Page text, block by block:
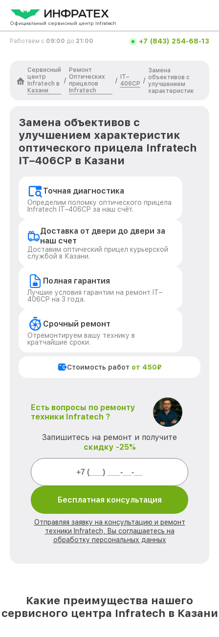
Официальный сервисный центр Infratech
Работаем с 09:00 до 21:00 +7 (843) 254-68-13
Сервисный
центр
Infratech в
Казани
/
Ремонт
Оптических
прицелов
Infratech
/
IT–
406СP /
Замена
объективов с
улучшением
характеристик
Замена объективов с
улучшением характеристик
оптического прицела Infratech
IT–406СP в Казани
Точная диагностика
Определим поломку оптического прицела
Infratech IT–406СP за наш счёт.
Доставка от двери до двери за
наш счет
Доставим оптический прицел курьерской
службой в Казани.
Полная гарантия
Лучшие условия гарантии на ремонт IT–
406СP на 3 года.
Срочный ремонт
Отремонтируем вашу технику в
кратчайшие сроки.
Стоимость работ от 450₽
Есть вопросы по ремонту
техники Infratech ?
Запишитесь на ремонт и получите
скидку -25%
Бесплатная консультация
Отправляя заявку на консультацию и ремонт
техники Infratech, Вы соглашаетесь на
обработку персональных данных
Какие преимущества нашего
сервисного центра Infratech в Казани